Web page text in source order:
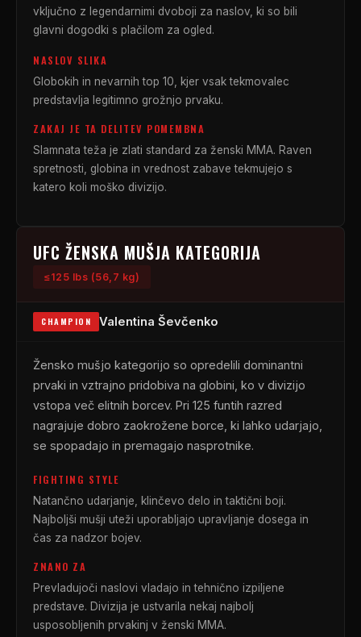
vključno z legendarnimi dvoboji za naslov, ki so bili
glavni dogodki s plačilom za ogled.
NASLOV SLIKA
Globokih in nevarnih top 10, kjer vsak tekmovalec
predstavlja legitimno grožnjo prvaku.
ZAKAJ JE TA DELITEV POMEMBNA
Slamnata teža je zlati standard za ženski MMA. Raven
spretnosti, globina in vrednost zabave tekmujejo s
katero koli moško divizijo.
UFC ŽENSKA MUŠJA KATEGORIJA
≤125 lbs (56,7 kg)
CHAMPION Valentina Ševčenko
Žensko mušjo kategorijo so opredelili dominantni
prvaki in vztrajno pridobiva na globini, ko v divizijo
vstopa več elitnih borcev. Pri 125 funtih razred
nagrajuje dobro zaokrožene borce, ki lahko udarjajo,
se spopadajo in premagajo nasprotnike.
FIGHTING STYLE
Natančno udarjanje, klinčevo delo in taktični boji.
Najboljši mušji uteži uporabljajo upravljanje dosega in
čas za nadzor bojev.
ZNANO ZA
Prevladujoči naslovi vladajo in tehnično izpiljene
predstave. Divizija je ustvarila nekaj najbolj
usposobljenih prvakinj v ženski MMA.